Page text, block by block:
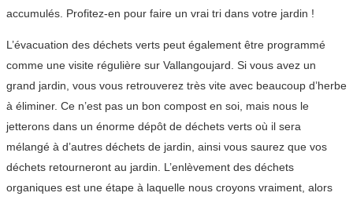
accumulés. Profitez-en pour faire un vrai tri dans votre jardin !
L’évacuation des déchets verts peut également être programmé
comme une visite régulière sur Vallangoujard. Si vous avez un
grand jardin, vous vous retrouverez très vite avec beaucoup d’herbe
à éliminer. Ce n’est pas un bon compost en soi, mais nous le
jetterons dans un énorme dépôt de déchets verts où il sera
mélangé à d’autres déchets de jardin, ainsi vous saurez que vos
déchets retourneront au jardin. L’enlèvement des déchets
organiques est une étape à laquelle nous croyons vraiment, alors